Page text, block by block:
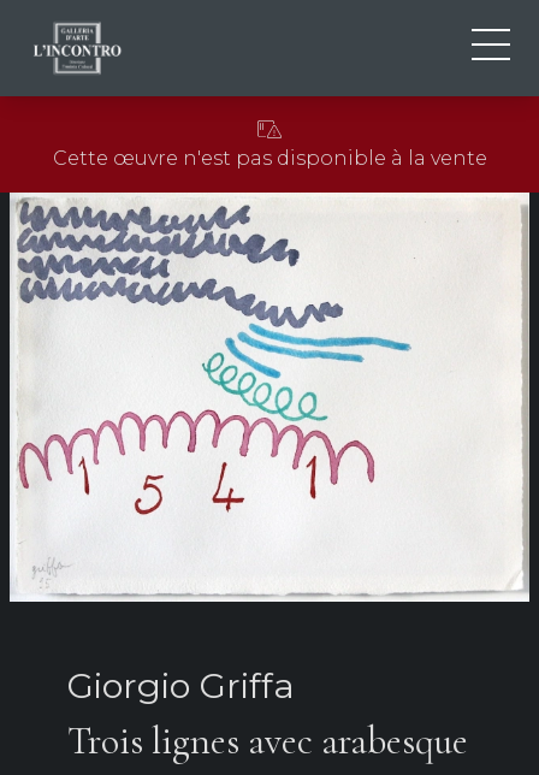
EN
FR
NEWS ED EVENTS
ARTISTES ET ŒUVRES
EXPOSITIONS
CONTACTS
Cette œuvre n'est pas disponible à la vente
Giorgio Griffa
Trois lignes avec arabesque